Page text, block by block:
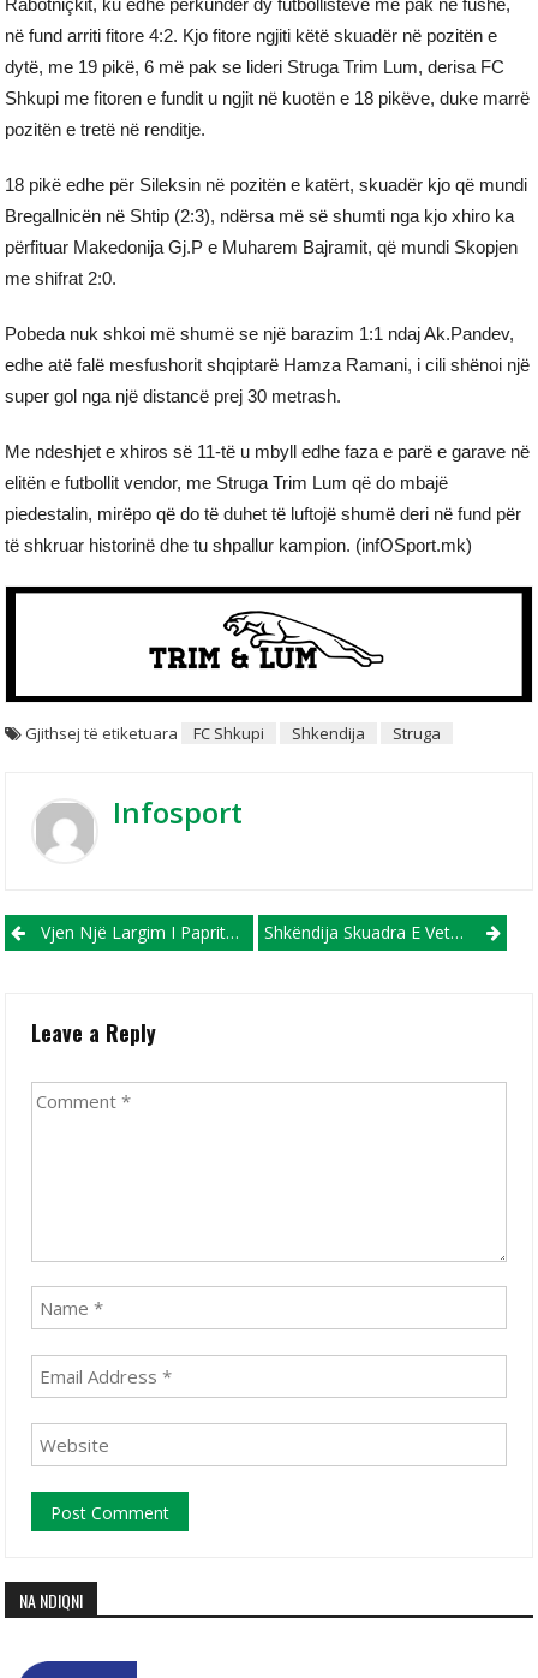
në fund arriti fitore 4:2. Kjo fitore ngjiti këtë skuadër në pozitën e
dytë, me 19 pikë, 6 më pak se lideri Struga Trim Lum, derisa FC
Shkupi me fitoren e fundit u ngjit në kuotën e 18 pikëve, duke marrë
pozitën e tretë në renditje.
18 pikë edhe për Sileksin në pozitën e katërt, skuadër kjo që mundi
Bregallnicën në Shtip (2:3), ndërsa më së shumti nga kjo xhiro ka
përfituar Makedonija Gj.P e Muharem Bajramit, që mundi Skopjen
me shifrat 2:0.
Pobeda nuk shkoi më shumë se një barazim 1:1 ndaj Ak.Pandev,
edhe atë falë mesfushorit shqiptarë Hamza Ramani, i cili shënoi një
super gol nga një distancë prej 30 metrash.
Me ndeshjet e xhiros së 11-të u mbyll edhe faza e parë e garave në
elitën e futbollit vendor, me Struga Trim Lum që do mbajë
piedestalin, mirëpo që do të duhet të luftojë shumë deri në fund për
të shkruar historinë dhe tu shpallur kampion. (infOSport.mk)
Gjithsej të etiketuara FC Shkupi Shkendija Struga
Infosport
Post navigation
Vjen Një Largim I Papritur Nga Shkëndija Shkëndija Skuadra E Vetme Pa Disfatë Në Udhëtim!
Leave a Reply
NA NDIQNI